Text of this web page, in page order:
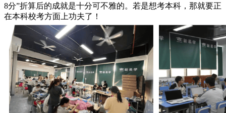
8分”折算后的成就是十分可不雅的。若是想考本科，那就要正
在本科校考方面上功夫了！